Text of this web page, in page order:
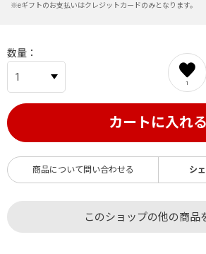
※eギフトのお支払いはクレジットカードのみとなります。
数量
1
カートに入れる
商品について問い合わせる シ
このショップの他の商品